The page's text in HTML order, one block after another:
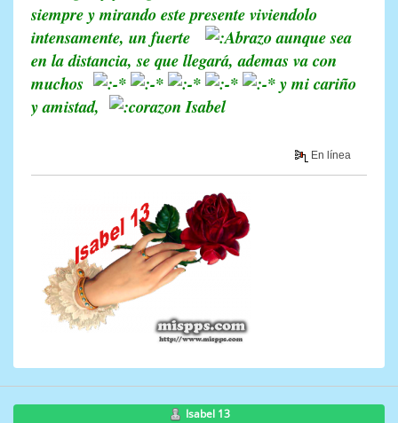
siempre y mirando este presente viviendolo
intensamente, un fuerte
aunque sea
en la distancia, se que llegará, ademas va con
muchos
y mi cariño
y amistad,
Isabel
En línea
Isabel 13